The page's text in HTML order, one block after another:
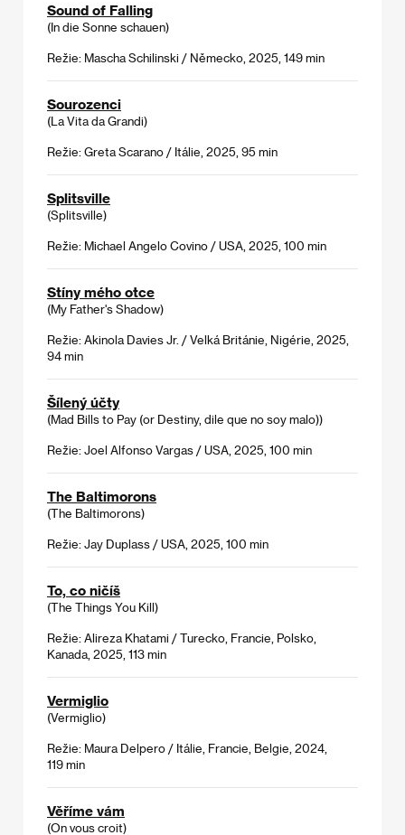
Sound of Falling
(In die Sonne schauen)
Režie: Mascha Schilinski / Německo, 2025, 149 min
Sourozenci
(La Vita da Grandi)
Režie: Greta Scarano / Itálie, 2025, 95 min
Splitsville
(Splitsville)
Režie: Michael Angelo Covino / USA, 2025, 100 min
Stíny mého otce
(My Father's Shadow)
Režie: Akinola Davies Jr. / Velká Británie, Nigérie, 2025,
94 min
Šílený účty
(Mad Bills to Pay (or Destiny, dile que no soy malo))
Režie: Joel Alfonso Vargas / USA, 2025, 100 min
The Baltimorons
(The Baltimorons)
Režie: Jay Duplass / USA, 2025, 100 min
To, co ničíš
(The Things You Kill)
Režie: Alireza Khatami / Turecko, Francie, Polsko,
Kanada, 2025, 113 min
Vermiglio
(Vermiglio)
Režie: Maura Delpero / Itálie, Francie, Belgie, 2024,
119 min
Věříme vám
(On vous croit)